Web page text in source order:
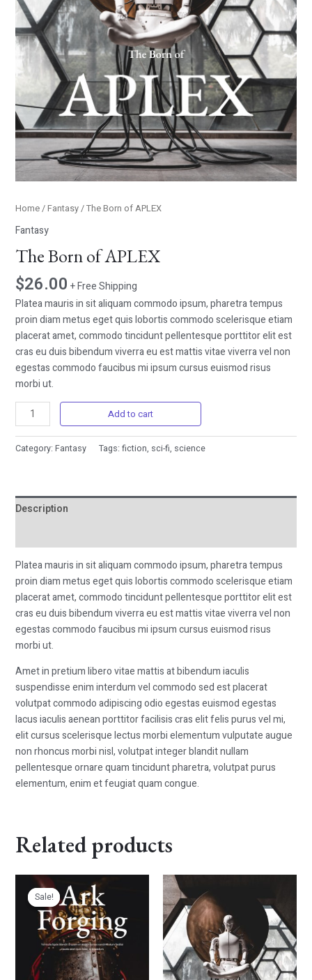
Home/Fantasy/ The Born of APLEX
Fantasy
The Born of APLEX
$26.00 + Free Shipping
Platea mauris in sit aliquam commodo ipsum, pharetra tempus
proin diam metus eget quis lobortis commodo scelerisque etiam
placerat amet, commodo tincidunt pellentesque porttitor elit est
cras eu duis bibendum viverra eu est mattis vitae viverra vel non
egestas commodo faucibus mi ipsum cursus euismod risus
morbi ut.
Add to cart
Category: Fantasy Tags: fiction, sci-fi, science
Description
Platea mauris in sit aliquam commodo ipsum, pharetra tempus
proin diam metus eget quis lobortis commodo scelerisque etiam
placerat amet, commodo tincidunt pellentesque porttitor elit est
cras eu duis bibendum viverra eu est mattis vitae viverra vel non
egestas commodo faucibus mi ipsum cursus euismod risus
morbi ut.
Amet in pretium libero vitae mattis at bibendum iaculis
suspendisse enim interdum vel commodo sed est placerat
volutpat commodo adipiscing odio egestas euismod egestas
lacus iaculis aenean porttitor facilisis cras elit felis purus vel mi,
elit cursus scelerisque lectus morbi elementum vulputate augue
non rhoncus morbi nisl, volutpat integer blandit nullam
pellentesque ornare quam tincidunt pharetra, volutpat purus
elementum, enim et feugiat quam congue.
Related products
Sale!
Sale!
Original
price
was:
$25.00.
Current
price
is:
$20.00.